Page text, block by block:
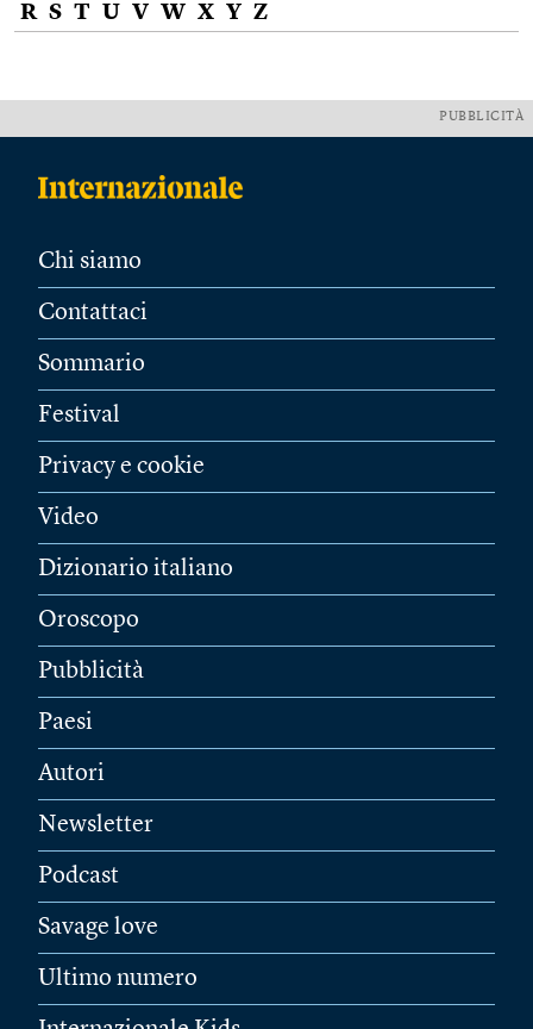
R S T U V W X Y Z
PUBBLICITÀ
Chi siamo
Contattaci
Sommario
Festival
Privacy e cookie
Video
Dizionario italiano
Oroscopo
Pubblicità
Paesi
Autori
Newsletter
Podcast
Savage love
Ultimo numero